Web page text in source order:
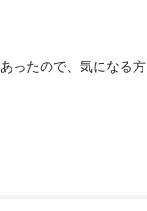
ったので、気になる方